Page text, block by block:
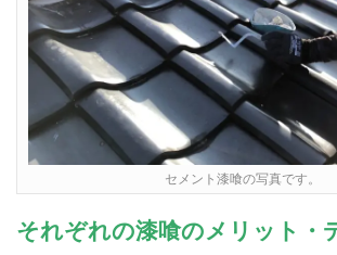
セメント漆喰の写真です。
それぞれの漆喰のメリット・